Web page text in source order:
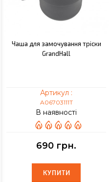
Чаша для замочування тріски
GrandHall
Артикул :
A06703111T
В наявності
690 грн.
КУПИТИ
КУПИТИ